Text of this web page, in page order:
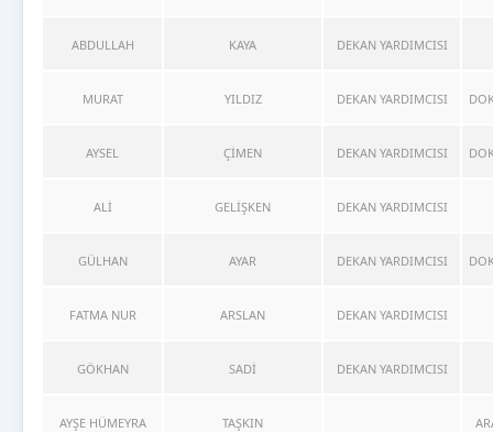
ABDULLAH KAYA DEKAN YARDIMCISI
MURAT YILDIZ DEKAN YARDIMCISI
AYSEL ÇİMEN DEKAN YARDIMCISI
ALİ GELİŞKEN DEKAN YARDIMCISI
GÜLHAN AYAR DEKAN YARDIMCISI
FATMA NUR ARSLAN DEKAN YARDIMCISI
GÖKHAN SADİ DEKAN YARDIMCISI
AYŞE HÜMEYRA TAŞKIN